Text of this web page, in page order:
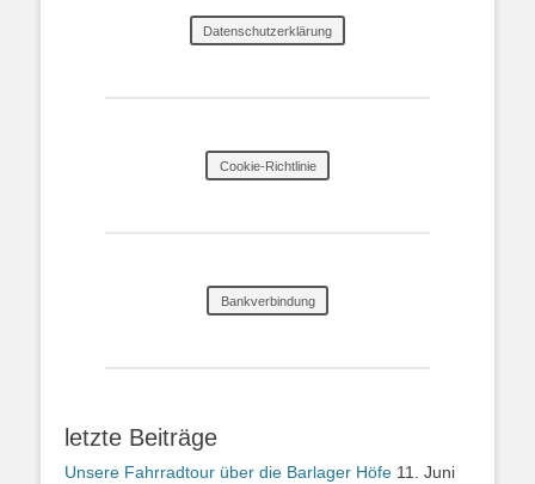
Datenschutzerklärung
Cookie-Richtlinie
Bankverbindung
letzte Beiträge
Unsere Fahrradtour über die Barlager Höfe 11. Juni